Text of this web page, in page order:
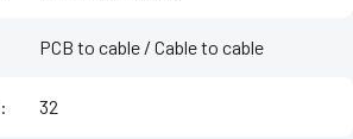
PCB to cable / Cable to cable
: 32